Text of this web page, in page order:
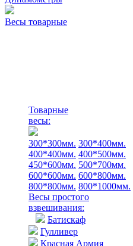
Весы товарные
Товарные
весы:
300*300мм. 300*400мм.
400*400мм. 400*500мм.
450*600мм. 500*700мм.
600*600мм. 600*800мм.
800*800мм. 800*1000мм.
Весы простого
взвешивания:
Батискаф
Гулливер
Красная Армия